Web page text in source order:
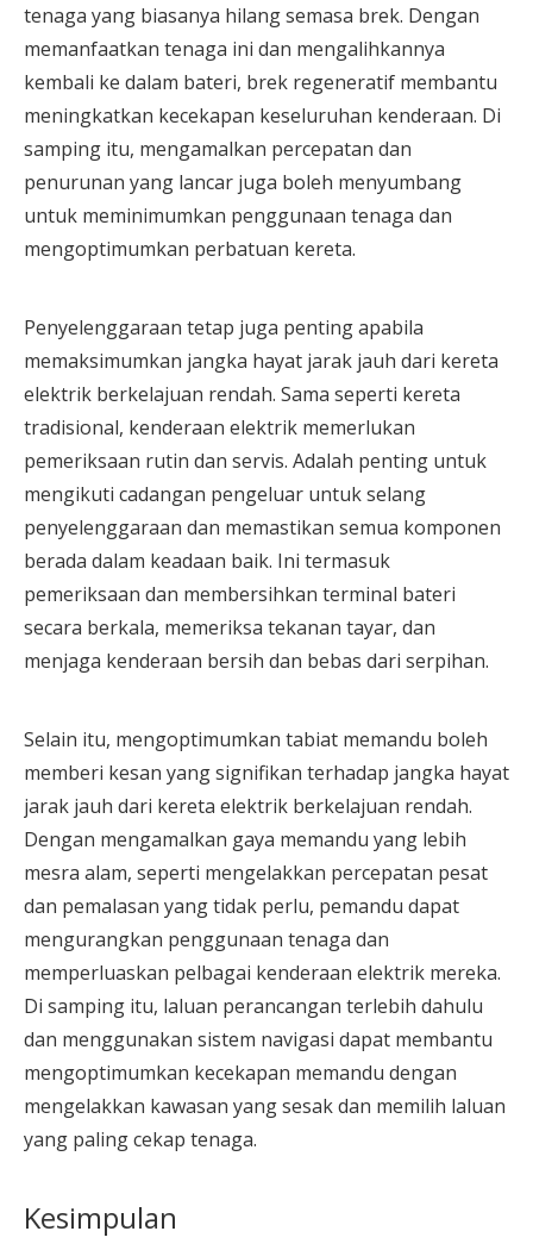
tenaga yang biasanya hilang semasa brek. Dengan
memanfaatkan tenaga ini dan mengalihkannya
kembali ke dalam bateri, brek regeneratif membantu
meningkatkan kecekapan keseluruhan kenderaan. Di
samping itu, mengamalkan percepatan dan
penurunan yang lancar juga boleh menyumbang
untuk meminimumkan penggunaan tenaga dan
mengoptimumkan perbatuan kereta.
Penyelenggaraan tetap juga penting apabila
memaksimumkan jangka hayat jarak jauh dari kereta
elektrik berkelajuan rendah. Sama seperti kereta
tradisional, kenderaan elektrik memerlukan
pemeriksaan rutin dan servis. Adalah penting untuk
mengikuti cadangan pengeluar untuk selang
penyelenggaraan dan memastikan semua komponen
berada dalam keadaan baik. Ini termasuk
pemeriksaan dan membersihkan terminal bateri
secara berkala, memeriksa tekanan tayar, dan
menjaga kenderaan bersih dan bebas dari serpihan.
Selain itu, mengoptimumkan tabiat memandu boleh
memberi kesan yang signifikan terhadap jangka hayat
jarak jauh dari kereta elektrik berkelajuan rendah.
Dengan mengamalkan gaya memandu yang lebih
mesra alam, seperti mengelakkan percepatan pesat
dan pemalasan yang tidak perlu, pemandu dapat
mengurangkan penggunaan tenaga dan
memperluaskan pelbagai kenderaan elektrik mereka.
Di samping itu, laluan perancangan terlebih dahulu
dan menggunakan sistem navigasi dapat membantu
mengoptimumkan kecekapan memandu dengan
mengelakkan kawasan yang sesak dan memilih laluan
yang paling cekap tenaga.
Kesimpulan